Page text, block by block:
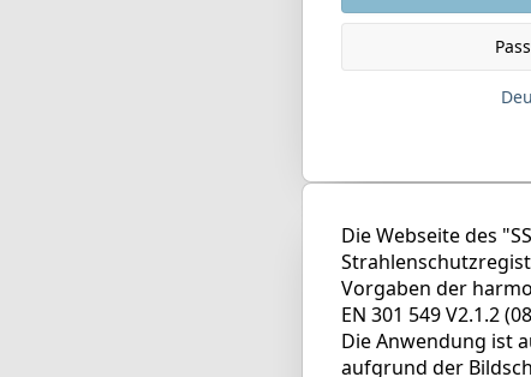
Die Webseite des
Vorgaben der
EN 301 549 V2.1.2
Die Anwendung ist
aufgrund der